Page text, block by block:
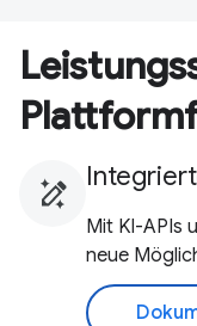
Mit KI-APIs
neue